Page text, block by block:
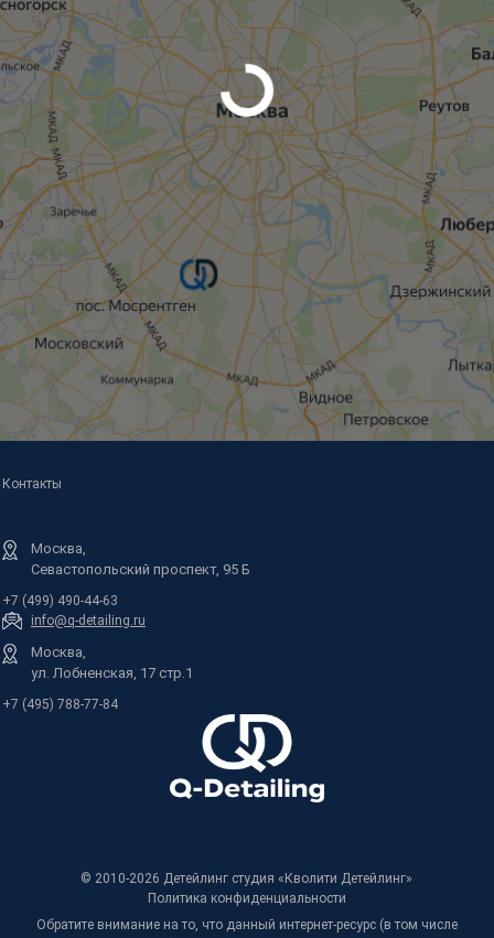
Контакты
Москва,
Севастопольский проспект, 95 Б
+7 (499) 490-44-63
info@q-detailing.ru
Москва,
ул. Лобненская, 17 стр.1
+7 (495) 788-77-84
© 2010-2026 Детейлинг студия «Кволити Детейлинг»
Политика конфиденциальности
Обратите внимание на то, что данный интернет-ресурс (в том числе